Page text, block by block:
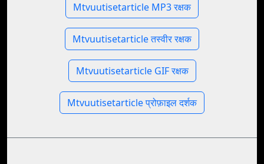
Mtvuutisetarticle MP3 रक्षक
Mtvuutisetarticle तस्वीर रक्षक
Mtvuutisetarticle GIF रक्षक
Mtvuutisetarticle प्रोफ़ाइल दर्शक